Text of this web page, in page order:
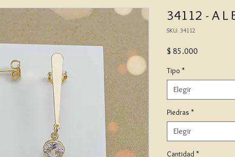
34112 - A L
SKU: 34112
$ 85.000
Tipo *
Elegir
Piedras *
Elegir
Cantidad *